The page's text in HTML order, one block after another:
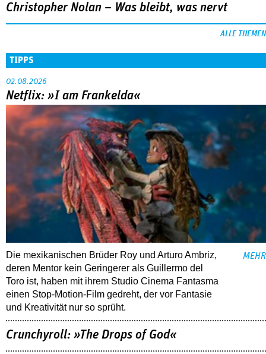
Christopher Nolan – Was bleibt, was nervt
ALLE THEMEN
TIPPS
02.08.2026
Netflix: »I am Frankelda«
Die mexikanischen Brüder Roy und Arturo Ambriz,
deren Mentor kein Geringerer als Guillermo del
Toro ist, haben mit ihrem Studio Cinema Fantasma
einen Stop-Motion-Film gedreht, der vor Fantasie
und Kreativität nur so sprüht.
MEHR
Crunchyroll: »The Drops of God«